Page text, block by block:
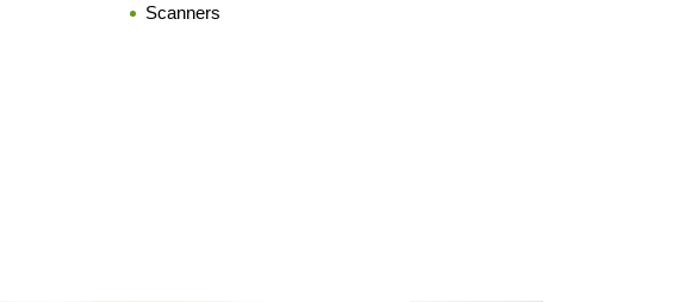
Scanners